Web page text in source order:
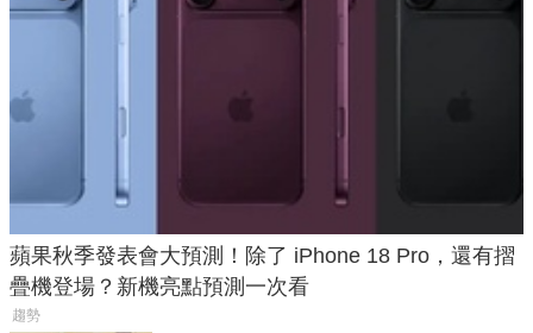
蘋果秋季發表會大預測！除了 iPhone 18 Pro，還有摺
疊機登場？新機亮點預測一次看
趨勢